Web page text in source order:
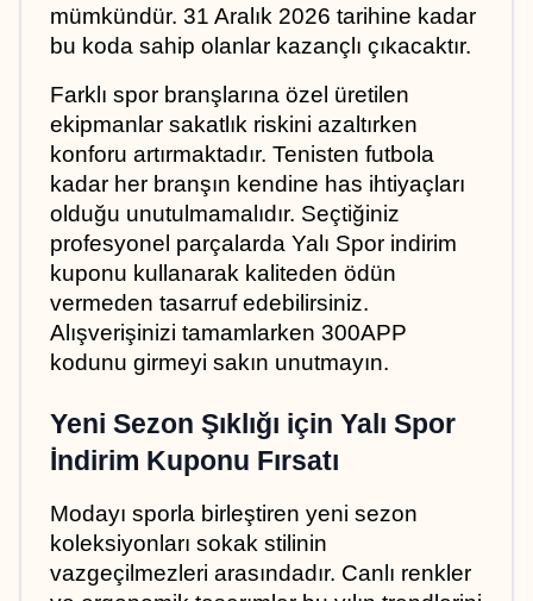
mümkündür. 31 Aralık 2026 tarihine kadar
bu koda sahip olanlar kazançlı çıkacaktır.
Farklı spor branşlarına özel üretilen
ekipmanlar sakatlık riskini azaltırken
konforu artırmaktadır. Tenisten futbola
kadar her branşın kendine has ihtiyaçları
olduğu unutulmamalıdır. Seçtiğiniz
profesyonel parçalarda Yalı Spor indirim
kuponu kullanarak kaliteden ödün
vermeden tasarruf edebilirsiniz.
Alışverişinizi tamamlarken 300APP
kodunu girmeyi sakın unutmayın.
Yeni Sezon Şıklığı için Yalı Spor
İndirim Kuponu Fırsatı
Modayı sporla birleştiren yeni sezon
koleksiyonları sokak stilinin
vazgeçilmezleri arasındadır. Canlı renkler